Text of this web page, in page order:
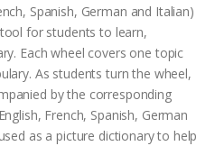
Spanish, German and Italian)
for students to learn,
Each wheel covers one topic
As students turn the wheel,
by the corresponding
French, Spanish, German
as a picture dictionary to help